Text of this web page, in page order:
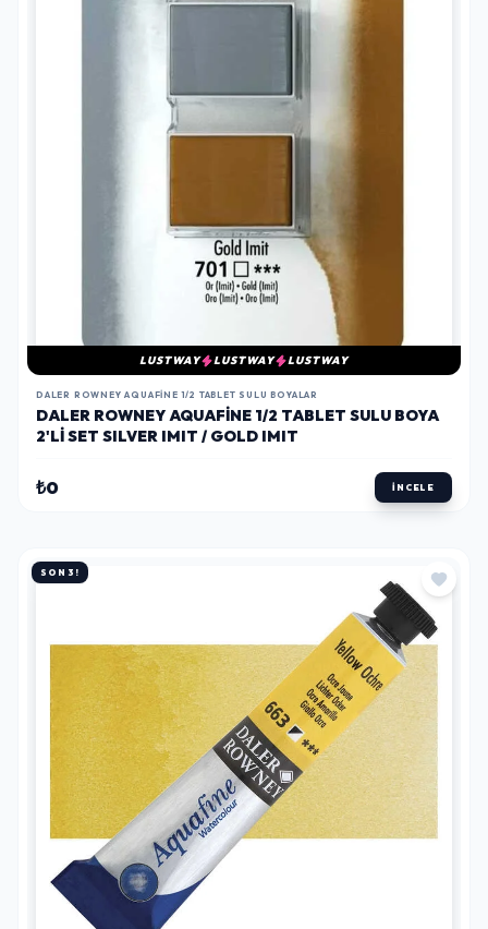
LUSTWAY LUSTWAY LUSTWAY
DALER ROWNEY AQUAFINE 1/2 TABLET SULU BOYALAR
DALER ROWNEY AQUAFINE 1/2 TABLET SULU BOYA
2'LI SET SILVER IMIT / GOLD IMIT
₺0 İNCELE
SON 3!